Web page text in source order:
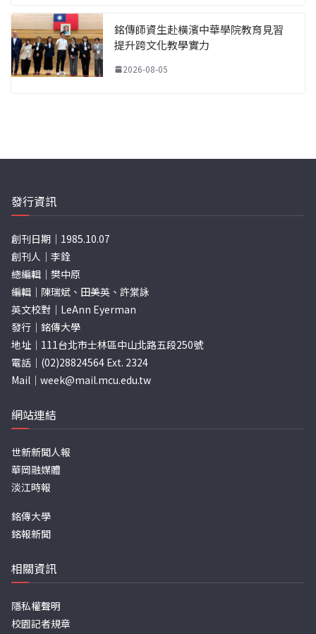
銘傳師資生赴橫濱中華學院教育見習
提升跨文化教學實力
2026-08-05
發行資訊
創刊日期｜1985.10.07
創刊人｜李銓
總編輯｜樊中原
編輯｜陳瑞斌、田美英、許棠詠
英文校對｜LeAnn Eyerman
發行｜銘傳大學
地址｜111台北市士林區中山北路五段250號
電話｜(02)28824564 Ext. 2324
Mail｜ week@mail.mcu.edu.tw
網站連結
世新新聞人報
華岡融媒體
淡江時報
銘傳大學
銘報新聞
相關資訊
隱私權聲明
校園記者規章